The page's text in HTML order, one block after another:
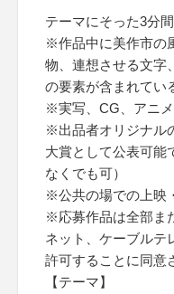
テーマにそった3分
※作品中に美作市の
物、連想させる文字
の要素が含まれてい
※実写、CG、アニ
※出品者オリジナル
大賞として公表可能
なくでも可）
※公共の場での上映
※応募作品は全部ま
ネット、ケーブルテ
許可することに同意
【テーマ】